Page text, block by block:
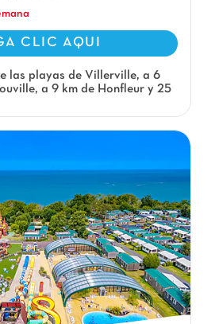
CLIC AQUI
las playas de Villerville, a 6
a 9 km de Honfleur y 25